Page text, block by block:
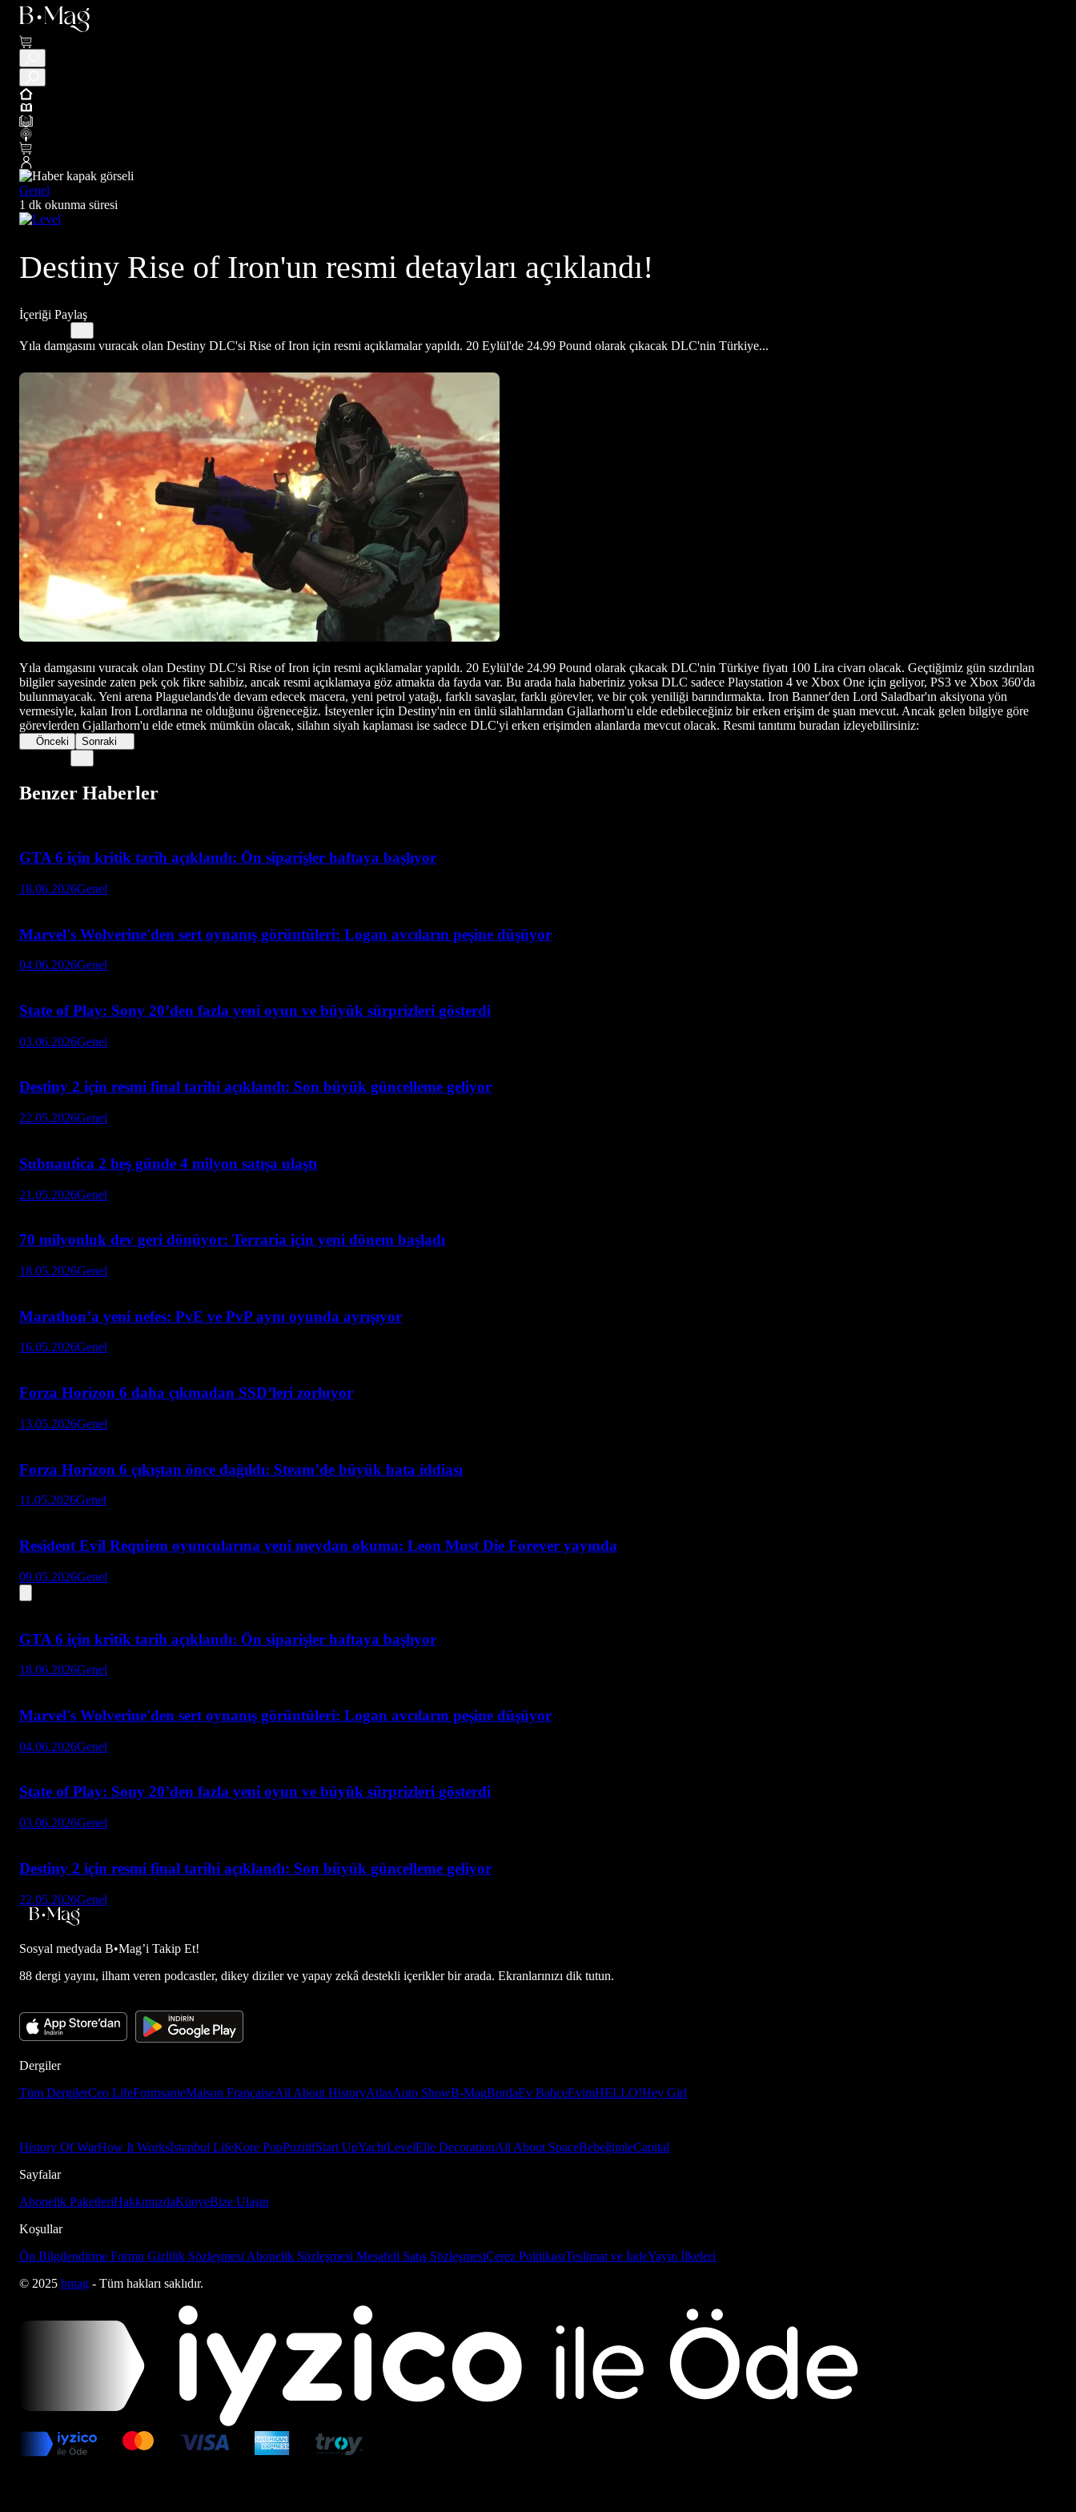
Genel
1 dk okunma süresi
Destiny Rise of Iron'un resmi detayları açıklandı!
İçeriği Paylaş
Yıla damgasını vuracak olan Destiny DLC'si Rise of Iron için resmi açıklamalar yapıldı. 20 Eylül'de 24.99 Pound olarak çıkacak DLC'nin Türkiye...
Yıla damgasını vuracak olan Destiny DLC'si Rise of Iron için resmi açıklamalar yapıldı. 20 Eylül'de 24.99 Pound olarak çıkacak DLC'nin Türkiye fiyatı 100 Lira civarı olacak. Geçtiğimiz gün sızdırılan
bilgiler sayesinde zaten pek çok fikre sahibiz, ancak resmi açıklamaya göz atmakta da fayda var. Bu arada hala haberiniz yoksa DLC sadece Playstation 4 ve Xbox One için geliyor, PS3 ve Xbox 360'da
bulunmayacak. Yeni arena Plaguelands'de devam edecek macera, yeni petrol yatağı, farklı savaşlar, farklı görevler, ve bir çok yeniliği barındırmakta. Iron Banner'den Lord Saladbar'ın aksiyona yön
vermesiyle, kalan Iron Lordlarına ne olduğunu öğreneceğiz. İsteyenler için Destiny'nin en ünlü silahlarından Gjallarhorn'u elde edebileceğiniz bir erken erişim de şuan mevcut. Ancak gelen bilgiye göre
görevlerden Gjallarhorn'u elde etmek mümkün olacak, silahın siyah kaplaması ise sadece DLC'yi erken erişimden alanlarda mevcut olacak. Resmi tanıtımı buradan izleyebilirsiniz:
Önceki Sonraki
Benzer Haberler
GTA 6 için kritik tarih açıklandı: Ön siparişler haftaya başlıyor
18.06.2026Genel
Marvel's Wolverine'den sert oynanış görüntüleri: Logan avcıların peşine düşüyor
04.06.2026Genel
State of Play: Sony 20’den fazla yeni oyun ve büyük sürprizleri gösterdi
03.06.2026Genel
Destiny 2 için resmi final tarihi açıklandı: Son büyük güncelleme geliyor
22.05.2026Genel
Subnautica 2 beş günde 4 milyon satışa ulaştı
21.05.2026Genel
70 milyonluk dev geri dönüyor: Terraria için yeni dönem başladı
18.05.2026Genel
Marathon’a yeni nefes: PvE ve PvP aynı oyunda ayrışıyor
16.05.2026Genel
Forza Horizon 6 daha çıkmadan SSD’leri zorluyor
13.05.2026Genel
Forza Horizon 6 çıkıştan önce dağıldı: Steam’de büyük hata iddiası
11.05.2026Genel
Resident Evil Requiem oyuncularına yeni meydan okuma: Leon Must Die Forever yayında
09.05.2026Genel
GTA 6 için kritik tarih açıklandı: Ön siparişler haftaya başlıyor
18.06.2026Genel
Marvel's Wolverine'den sert oynanış görüntüleri: Logan avcıların peşine düşüyor
04.06.2026Genel
State of Play: Sony 20’den fazla yeni oyun ve büyük sürprizleri gösterdi
03.06.2026Genel
Destiny 2 için resmi final tarihi açıklandı: Son büyük güncelleme geliyor
22.05.2026Genel
Sosyal medyada B•Mag’i Takip Et!
88 dergi yayını, ilham veren podcastler, dikey diziler ve yapay zekâ destekli içerikler bir arada. Ekranlarınızı dik tutun.
Dergiler
Tüm DergilerCeo LifeFormsanteMaison FrançaiseAll About HistoryAtlasAuto ShowB-MagBurdaEv BahçeEvimHELLO!Hey Girl
History Of WarHow It Worksİstanbul LifeKore PopPozitifStart UpYachtLevelElle DecorationAll About SpaceBebeğimleCapital
Sayfalar
Abonelik PaketleriHakkımızdaKünyeBize Ulaşın
Koşullar
Ön Bilgilendirme Formu Gizlilik Sözleşmesi Abonelik Sözleşmesi Mesafeli Satış SözleşmesiÇerez PolitikasıTeslimat ve İadeYayın İlkeleri
© 2025 bmag - Tüm hakları saklıdır.